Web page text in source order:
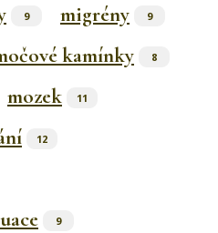
9 migrény 9
kamínky 8
mozek 11
12
9